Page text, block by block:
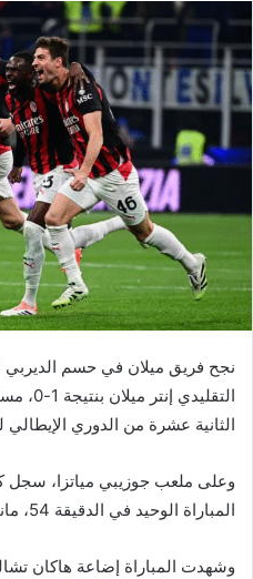
نجح فريق ميلان في حسم الديربي
الثانية عشرة من الدوري الإيطالي
وعلى ملعب جوزيبي مياتزا،
المباراة الوحيد في الدقيقة 54، مانحًا الروسونيري تقدماً ثميناً.
وشهدت المباراة إضاعة هاكان